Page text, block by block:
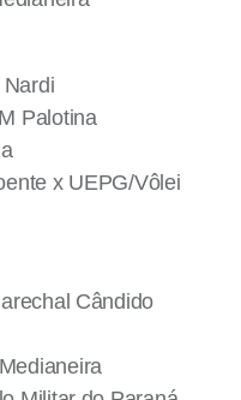
Palotina
x UEPG/Vôlei
Cândido